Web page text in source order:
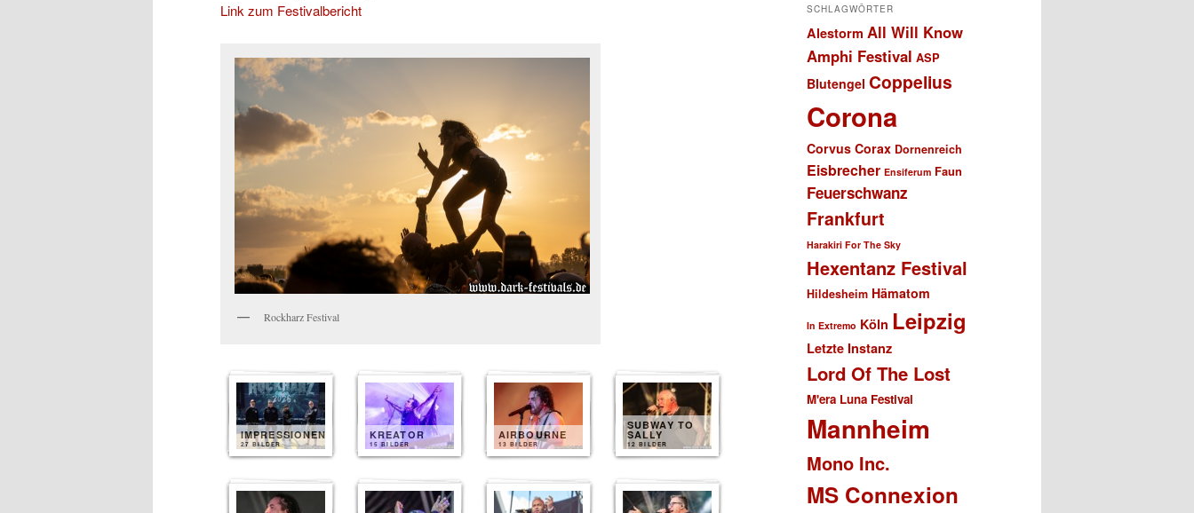
Link zum Festivalbericht
Rockharz Festival
IMPRESSIONEN
27 BILDER
KREATOR
15 BILDER
AIRBOURNE
13 BILDER
SUBWAY TO
SALLY
12 BILDER
SCHLAGWÖRTER
Alestorm All Will Know
Amphi Festival ASP
Blutengel Coppelius
Corona
Corvus Corax Dornenreich
Eisbrecher Ensiferum Faun
Feuerschwanz
Frankfurt
Harakiri For The Sky
Hexentanz Festival
Hildesheim Hämatom
In Extremo Köln Leipzig
Letzte Instanz
Lord Of The Lost
M'era Luna Festival
Mannheim
Mono Inc.
MS Connexion